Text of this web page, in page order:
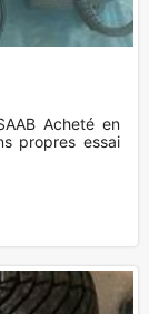
Acheté en
propres essai